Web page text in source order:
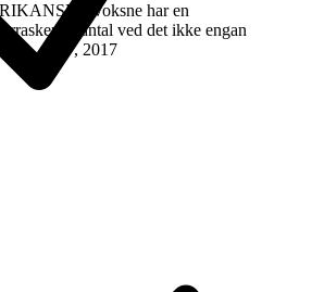
voksne har en
antal ved det ikke engan
20. april , 2017